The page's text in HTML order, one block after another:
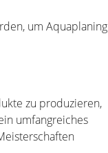
um Aquaplaning
zu produzieren,
umfangreiches